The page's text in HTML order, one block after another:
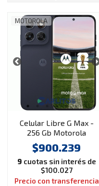
MOTOROLA
Celular Libre G Max -
256 Gb Motorola
Xt2621-5 5G Negro
$900.239
9 cuotas sin interés de
$100.027
Precio con transferencia